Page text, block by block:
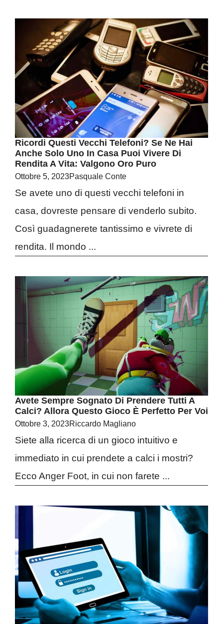
Ricordi Questi Vecchi Telefoni? Se Ne Hai
Anche Solo Uno In Casa Puoi Vivere Di
Rendita A Vita: Valgono Oro Puro
Ottobre 5, 2023Pasquale Conte
Se avete uno di questi vecchi telefoni in
casa, dovreste pensare di venderlo subito.
Così guadagnerete tantissimo e vivrete di
rendita. Il mondo ...
Avete Sempre Sognato Di Prendere Tutti A
Calci? Allora Questo Gioco È Perfetto Per Voi
Ottobre 3, 2023Riccardo Magliano
Siete alla ricerca di un gioco intuitivo e
immediato in cui prendete a calci i mostri?
Ecco Anger Foot, in cui non farete ...